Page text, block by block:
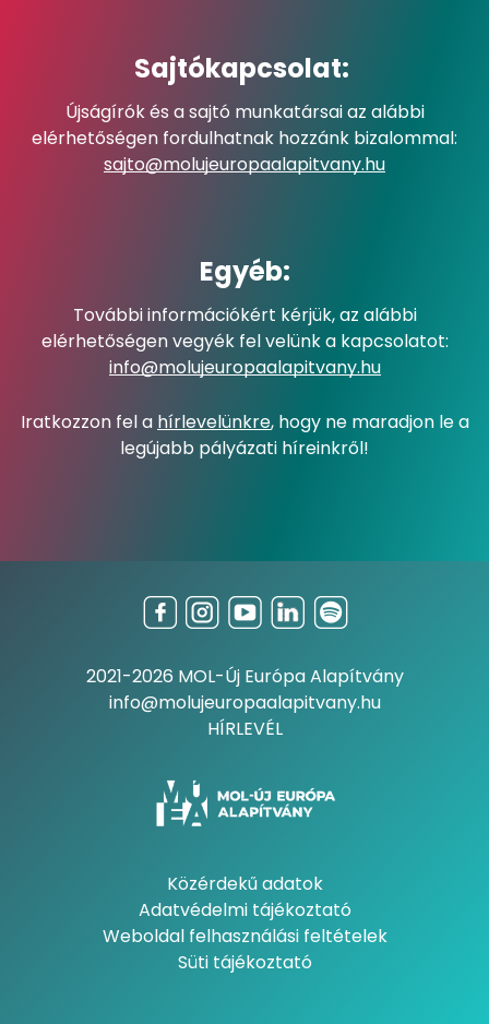
Sajtókapcsolat:
Újságírók és a sajtó munkatársai az alábbi
elérhetőségen fordulhatnak hozzánk bizalommal:
sajto@molujeuropaalapitvany.hu
Egyéb:
További információkért kérjük, az alábbi
elérhetőségen vegyék fel velünk a kapcsolatot:
info@molujeuropaalapitvany.hu
Iratkozzon fel a hírlevelünkre, hogy ne maradjon le a
legújabb pályázati híreinkről!
2021-2026 MOL-Új Európa Alapítvány
info@molujeuropaalapitvany.hu
HÍRLEVÉL
Közérdekű adatok
Adatvédelmi tájékoztató
Weboldal felhasználási feltételek
Süti tájékoztató